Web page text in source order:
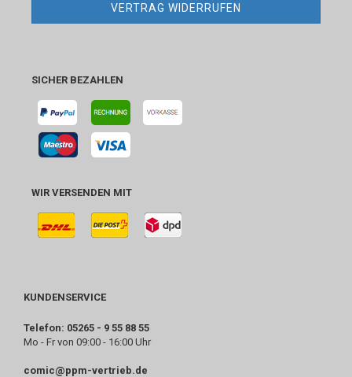
VERTRAG WIDERRUFEN
SICHER BEZAHLEN
WIR VERSENDEN MIT
KUNDENSERVICE
Telefon: 05265 - 9 55 88 55
Mo - Fr von 09:00 - 16:00 Uhr
comic@ppm-vertrieb.de